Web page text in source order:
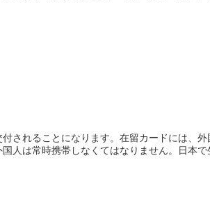
されることになります。在留カードには、
人は常時携帯しなくてはなりません。日本